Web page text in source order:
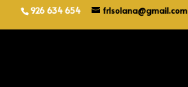
926 634 654
frlsolana@gmail.com